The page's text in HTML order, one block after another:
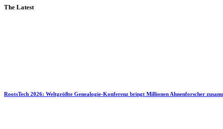
The Latest
RootsTech 2026: Weltgrößte Genealogie-Konferenz bringt Millionen Ahnenforscher